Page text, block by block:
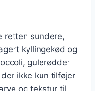
retten sundere,
kyllingekød og
gulerødder
ikke kun tilføjer
og tekstur til